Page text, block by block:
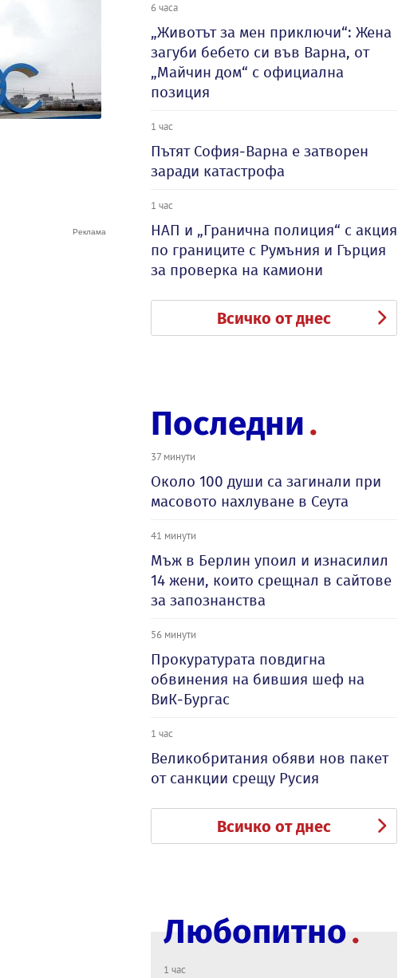
6 часа
„Животът за мен приключи“: Жена
загуби бебето си във Варна, от
„Майчин дом“ с официална
позиция
1 час
Пътят София-Варна е затворен
заради катастрофа
1 час
НАП и „Гранична полиция“ с акция
по границите с Румъния и Гърция
за проверка на камиони
Всичко от днес
Последни
37 минути
Около 100 души са загинали при
масовото нахлуване в Сеута
41 минути
Мъж в Берлин упоил и изнасилил
14 жени, които срещнал в сайтове
за запознанства
56 минути
Прокуратурата повдигна
обвинения на бившия шеф на
ВиК-Бургас
1 час
Великобритания обяви нов пакет
от санкции срещу Русия
Всичко от днес
Любопитно
1 час